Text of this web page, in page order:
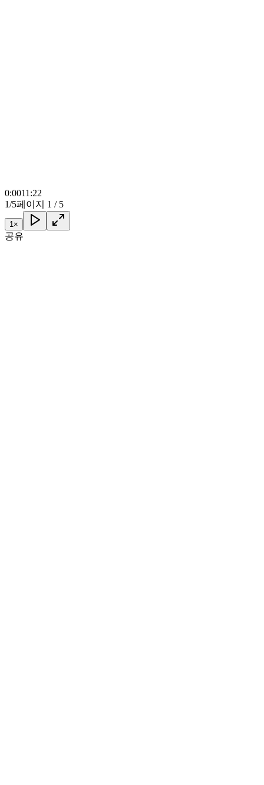
0:0011:22
1/5페이지 1 / 5
1 ×
공유